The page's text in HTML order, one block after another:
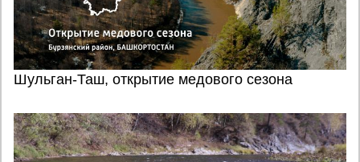
Шульган-Таш, открытие медового сезона